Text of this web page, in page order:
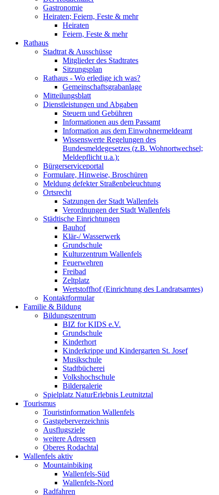
Gastronomie
Heiraten; Feiern, Feste & mehr
Heiraten
Feiern, Feste & mehr
Rathaus
Stadtrat & Ausschüsse
Mitglieder des Stadtrates
Sitzungsplan
Rathaus - Wo erledige ich was?
Gemeinschaftsgrabanlage
Mitteilungsblatt
Dienstleistungen und Abgaben
Steuern und Gebühren
Informationen aus dem Passamt
Information aus dem Einwohnermeldeamt
Wissenswerte Regelungen des
Bundesmeldegesetzes (z.B. Wohnortwechsel;
Meldepflicht u.a.):
Bürgerserviceportal
Formulare, Hinweise, Broschüren
Meldung defekter Straßenbeleuchtung
Ortsrecht
Satzungen der Stadt Wallenfels
Verordnungen der Stadt Wallenfels
Städtische Einrichtungen
Bauhof
Klär-/ Wasserwerk
Grundschule
Kulturzentrum Wallenfels
Feuerwehren
Freibad
Zeltplatz
Wertstoffhof (Einrichtung des Landratsamtes)
Kontaktformular
Familie & Bildung
Bildungszentrum
BIZ for KIDS e.V.
Grundschule
Kinderhort
Kinderkrippe und Kindergarten St. Josef
Musikschule
Stadtbücherei
Volkshochschule
Bildergalerie
Spielplatz NaturErlebnis Leutnitztal
Tourismus
Touristinformation Wallenfels
Gastgeberverzeichnis
Ausflugsziele
weitere Adressen
Oberes Rodachtal
Wallenfels aktiv
Mountainbiking
Wallenfels-Süd
Wallenfels-Nord
Radfahren